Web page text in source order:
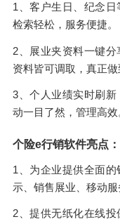
1、客户生日、纪念日
检索轻松，服务便捷。
2、展业夹资料一键
资料皆可调取，真正做
3、个人业绩实时刷
动一目了然，管理高效
个险e行销软件亮点：
1、为企业提供全面
示、销售展业、移动服
2、提供无纸化在线